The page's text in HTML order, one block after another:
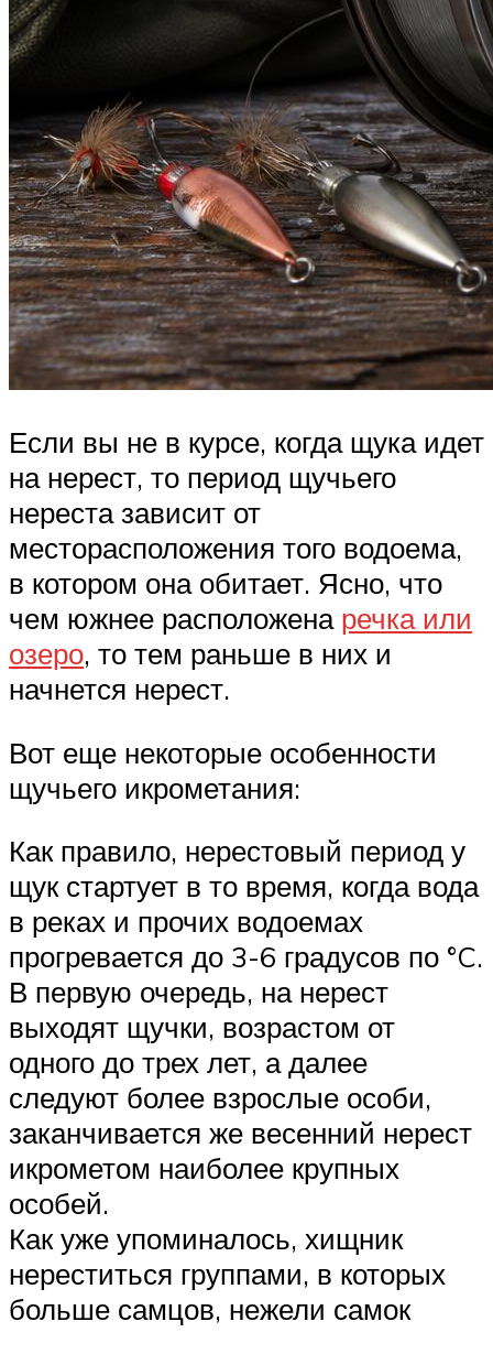
Если вы не в курсе, когда щука идет
на нерест, то период щучьего
нереста зависит от
месторасположения того водоема,
в котором она обитает. Ясно, что
чем южнее расположена речка или
озеро, то тем раньше в них и
начнется нерест.
Вот еще некоторые особенности
щучьего икрометания:
Как правило, нерестовый период у
щук стартует в то время, когда вода
в реках и прочих водоемах
прогревается до 3-6 градусов по °C.
В первую очередь, на нерест
выходят щучки, возрастом от
одного до трех лет, а далее
следуют более взрослые особи,
заканчивается же весенний нерест
икрометом наиболее крупных
особей.
Как уже упоминалось, хищник
нереститься группами, в которых
больше самцов, нежели самок